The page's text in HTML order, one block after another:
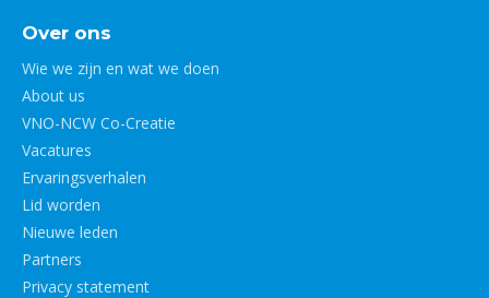
Over ons
Wie we zijn en wat we doen
About us
VNO-NCW Co-Creatie
Vacatures
Ervaringsverhalen
Lid worden
Nieuwe leden
Partners
Privacy statement